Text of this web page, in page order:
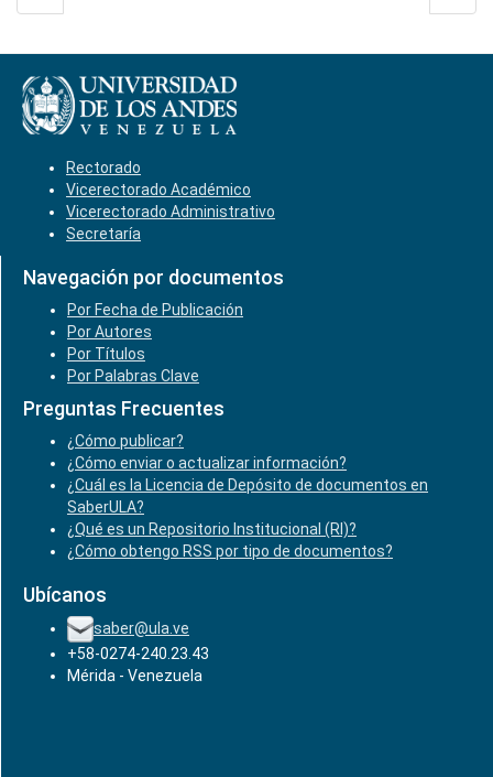
Rectorado
Vicerectorado Académico
Vicerectorado Administrativo
Secretaría
Navegación por documentos
Por Fecha de Publicación
Por Autores
Por Títulos
Por Palabras Clave
Preguntas Frecuentes
¿Cómo publicar?
¿Cómo enviar o actualizar información?
¿Cuál es la Licencia de Depósito de documentos en
SaberULA?
¿Qué es un Repositorio Institucional (RI)?
¿Cómo obtengo RSS por tipo de documentos?
Ubícanos
saber@ula.ve
+58-0274-240.23.43
Mérida - Venezuela